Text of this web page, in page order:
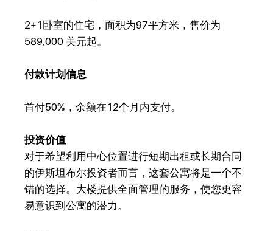
2+1卧室的住宅，面积为97平方米，售价为
589,000 美元起。
付款计划信息
首付50%，余额在12个月内支付。
投资价值
对于希望利用中心位置进行短期出租或长期合同
的伊斯坦布尔投资者而言，这套公寓将是一个不
错的选择。大楼提供全面管理的服务，使您更容
易意识到公寓的潜力。